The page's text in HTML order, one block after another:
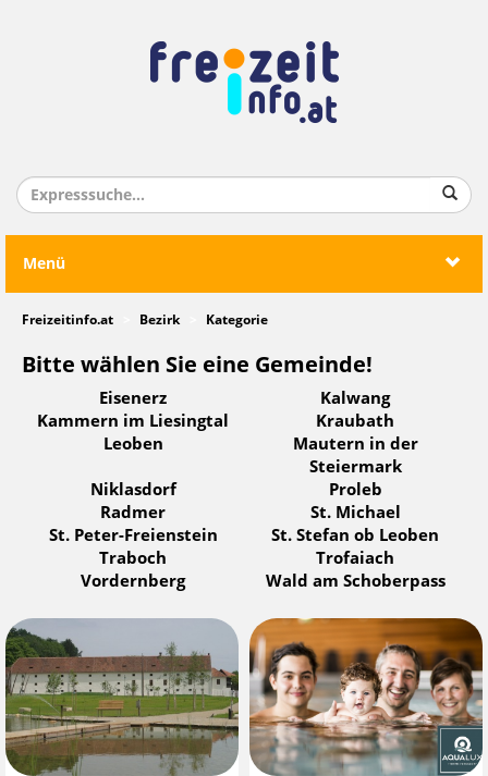
Menü
Freizeitinfo.at Bezirk Kategorie
Bitte wählen Sie eine Gemeinde!
Eisenerz
Kalwang
Kammern im Liesingtal
Kraubath
Leoben
Mautern in der
Steiermark
Niklasdorf
Proleb
Radmer
St. Michael
St. Peter-Freienstein
St. Stefan ob Leoben
Traboch
Trofaiach
Vordernberg
Wald am Schoberpass